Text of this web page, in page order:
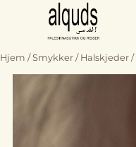
Hopp til innhold
Hjem /Smykker / Halskjeder /